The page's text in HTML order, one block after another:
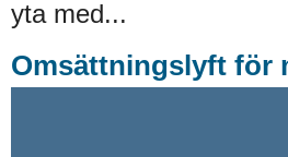
yta med...
Omsättningslyft för